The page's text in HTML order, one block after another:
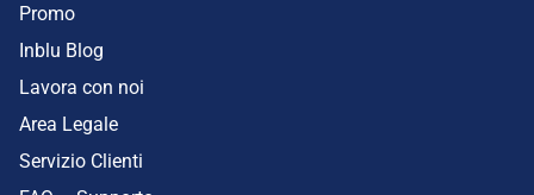
Promo
Inblu Blog
Lavora con noi
Area Legale
Servizio Clienti